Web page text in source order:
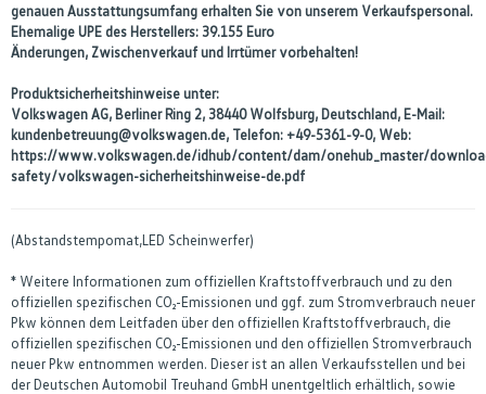
genauen Ausstattungsumfang erhalten Sie von unserem Verkaufspersonal.
Ehemalige UPE des Herstellers: 39.155 Euro
Änderungen, Zwischenverkauf und Irrtümer vorbehalten!
Produktsicherheitshinweise unter:
Volkswagen AG, Berliner Ring 2, 38440 Wolfsburg, Deutschland, E-Mail:
kundenbetreuung@volkswagen.de, Telefon: +49-5361-9-0, Web:
https://www.volkswagen.de/idhub/content/dam/onehub_master/
safety/volkswagen-sicherheitshinweise-de.pdf
(Abstandstempomat,LED Scheinwerfer)
* Weitere Informationen zum offiziellen Kraftstoffverbrauch und zu den
offiziellen spezifischen CO₂-Emissionen und ggf. zum Stromverbrauch neuer
Pkw können dem Leitfaden über den offiziellen Kraftstoffverbrauch, die
offiziellen spezifischen CO₂-Emissionen und den offiziellen Stromverbrauch
neuer Pkw entnommen werden. Dieser ist an allen Verkaufsstellen und bei
der Deutschen Automobil Treuhand GmbH unentgeltlich erhältlich, sowie